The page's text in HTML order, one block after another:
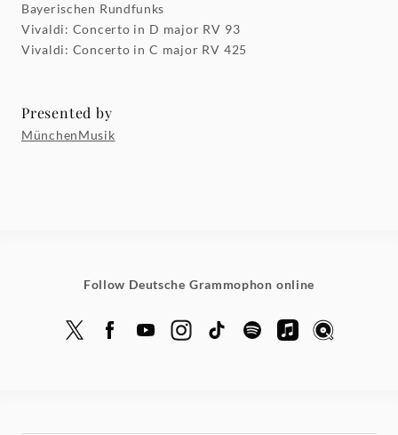
Bayerischen Rundfunks
Vivaldi: Concerto in D major RV 93
Vivaldi: Concerto in C major RV 425
Presented by
MünchenMusik
Follow Deutsche Grammophon online